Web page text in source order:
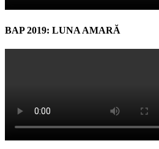
BAP 2019: LUNA AMARĂ